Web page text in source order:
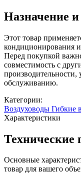
Назначение и
Этот товар
кондиционирования
Перед покупкой
совместимость с
обслуживанию.
Категории:
Воздуховоды Гибкие
Характеристики
Технические
Основные
товар для вашего